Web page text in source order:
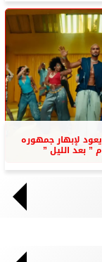
لإبهار جمهوره
” بعد الليل ”